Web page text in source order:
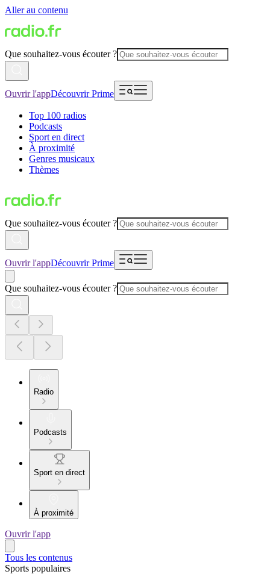
Aller au contenu
Que souhaitez-vous écouter ?
Ouvrir l'appDécouvrir Prime
Top 100 radios
Podcasts
Sport en direct
À proximité
Genres musicaux
Thèmes
Que souhaitez-vous écouter ?
Ouvrir l'appDécouvrir Prime
Que souhaitez-vous écouter ?
Radio
Podcasts
Sport en direct
À proximité
Ouvrir l'app
Tous les contenus
Sports populaires